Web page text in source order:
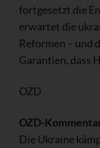
fortgesetzt die
erwartet die
Reformen – und
Garantien, dass
OZD
OZD-
Die Ukraine